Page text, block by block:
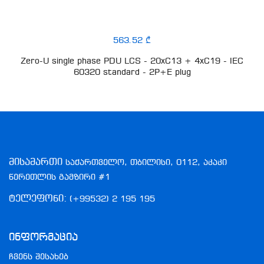
563.52 ₾
Zero-U single phase PDU LCS - 20xC13 + 4xC19 - IEC
60320 standard - 2P+E plug
მისამართი საქართველო, თბილისი, 0112, აკაკი
წერეთლის გამზირი #1
ტელეფონი: (+99532) 2 195 195
Ინფორმაცია
ჩვენს შესახებ